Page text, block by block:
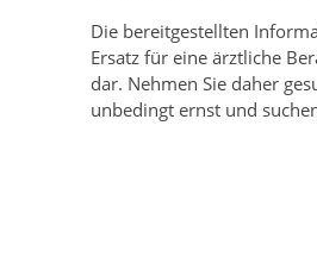
Die bereitgestellten
Ersatz für eine ärztliche
dar. Nehmen Sie daher
unbedingt ernst und